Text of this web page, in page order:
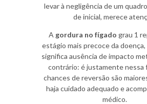
levar à negligência de um
de inicial, merece
A gordura no fígado grau 1
estágio mais precoce da doença,
significa ausência de impacto
contrário: é justamente nessa
chances de reversão são
haja cuidado adequado e
médico.